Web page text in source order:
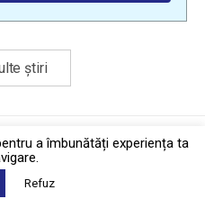
știri
·Contact
Biziday
a îmbunătăți experiența ta
Refuz